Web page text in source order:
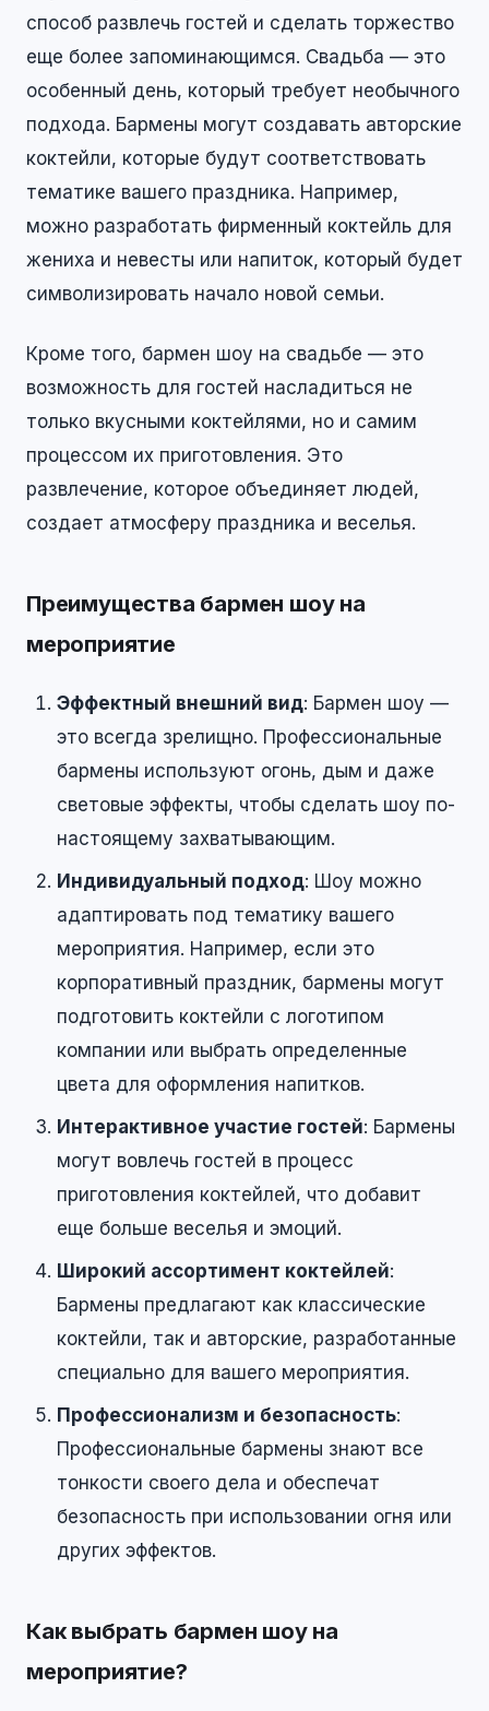
способ развлечь гостей и сделать торжество
еще более запоминающимся. Свадьба — это
особенный день, который требует необычного
подхода. Бармены могут создавать авторские
коктейли, которые будут соответствовать
тематике вашего праздника. Например,
можно разработать фирменный коктейль для
жениха и невесты или напиток, который будет
символизировать начало новой семьи.
Кроме того, бармен шоу на свадьбе — это
возможность для гостей насладиться не
только вкусными коктейлями, но и самим
процессом их приготовления. Это
развлечение, которое объединяет людей,
создает атмосферу праздника и веселья.
Преимущества бармен шоу на
мероприятие
Эффектный внешний вид: Бармен шоу —
это всегда зрелищно. Профессиональные
бармены используют огонь, дым и даже
световые эффекты, чтобы сделать шоу по-
настоящему захватывающим.
Индивидуальный подход: Шоу можно
адаптировать под тематику вашего
мероприятия. Например, если это
корпоративный праздник, бармены могут
подготовить коктейли с логотипом
компании или выбрать определенные
цвета для оформления напитков.
Интерактивное участие гостей: Бармены
могут вовлечь гостей в процесс
приготовления коктейлей, что добавит
еще больше веселья и эмоций.
Широкий ассортимент коктейлей:
Бармены предлагают как классические
коктейли, так и авторские, разработанные
специально для вашего мероприятия.
Профессионализм и безопасность:
Профессиональные бармены знают все
тонкости своего дела и обеспечат
безопасность при использовании огня или
других эффектов.
Как выбрать бармен шоу на
мероприятие?